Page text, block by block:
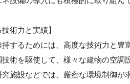
術力と実績】
するためには、高度な技術力と
術を駆使して、様々な建物の空
施設などでは、厳密な環境制御